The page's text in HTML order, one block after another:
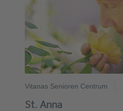
Vitanas Senioren Centrum
St. Anna